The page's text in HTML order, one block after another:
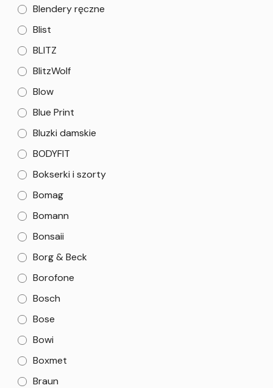
Blendery ręczne
Blist
BLITZ
BlitzWolf
Blow
Blue Print
Bluzki damskie
BODYFIT
Bokserki i szorty
Bomag
Bomann
Bonsaii
Borg & Beck
Borofone
Bosch
Bose
Bowi
Boxmet
Braun